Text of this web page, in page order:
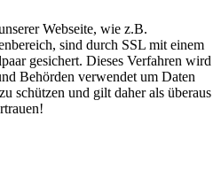
Webseite, wie z.B.
sind durch SSL mit einem
gesichert. Dieses Verfahren wird
Behörden verwendet um Daten
schützen und gilt daher als überaus